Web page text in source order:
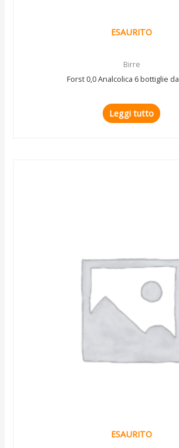
ESAURITO
Birre
Forst 0,0 Analcolica 6 bottiglie
Leggi tutto
ESAURITO